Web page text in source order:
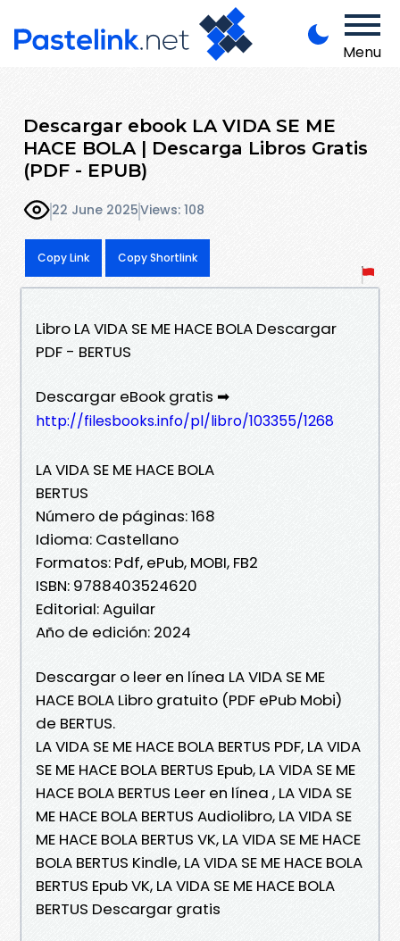
Menu
Descargar ebook LA VIDA SE ME
HACE BOLA | Descarga Libros Gratis
(PDF - EPUB)
22 June 2025Views: 108
Copy Link Copy Shortlink
Libro LA VIDA SE ME HACE BOLA Descargar
PDF - BERTUS
Descargar eBook gratis ➡
http://filesbooks.info/pl/libro/103355/1268
LA VIDA SE ME HACE BOLA
BERTUS
Número de páginas: 168
Idioma: Castellano
Formatos: Pdf, ePub, MOBI, FB2
ISBN: 9788403524620
Editorial: Aguilar
Año de edición: 2024
Descargar o leer en línea LA VIDA SE ME
HACE BOLA Libro gratuito (PDF ePub Mobi)
de BERTUS.
LA VIDA SE ME HACE BOLA BERTUS PDF, LA VIDA
SE ME HACE BOLA BERTUS Epub, LA VIDA SE ME
HACE BOLA BERTUS Leer en línea , LA VIDA SE
ME HACE BOLA BERTUS Audiolibro, LA VIDA SE
ME HACE BOLA BERTUS VK, LA VIDA SE ME HACE
BOLA BERTUS Kindle, LA VIDA SE ME HACE BOLA
BERTUS Epub VK, LA VIDA SE ME HACE BOLA
BERTUS Descargar gratis